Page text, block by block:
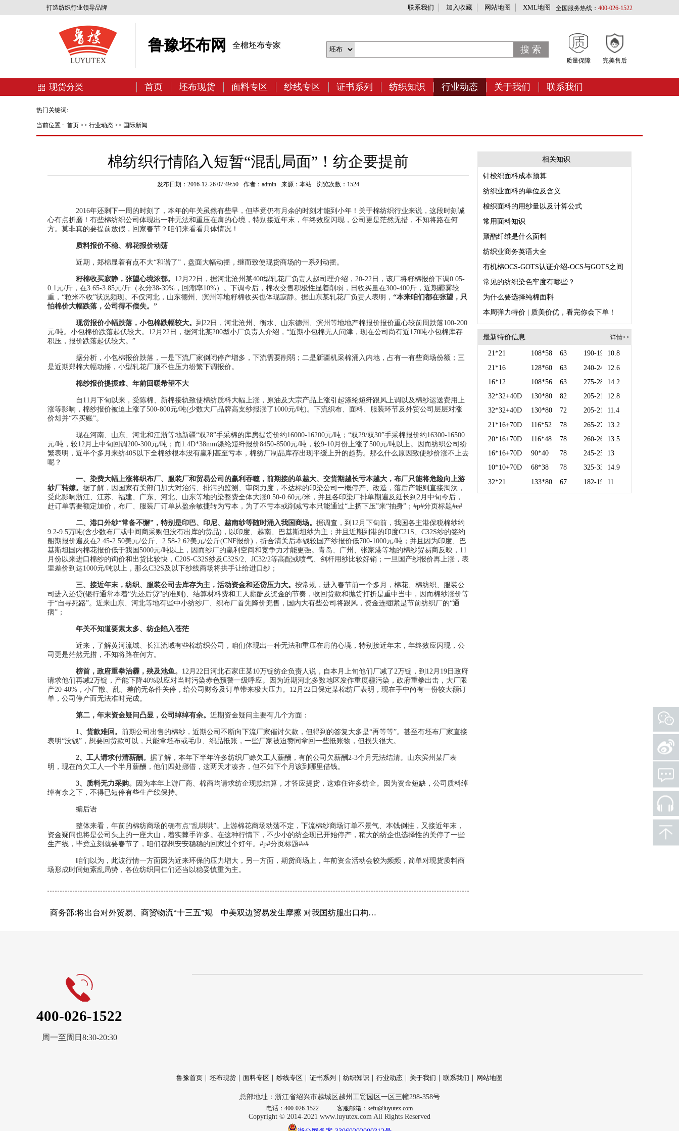
打造纺织行业领导品牌 联系我们 加入收藏 网站地图 XML地图 全国服务热线： 400-026-1522
鲁豫坯布网 全棉坯布专家
质量保障 完美售后
现货分类 首页 坯布现货 面料专区 纱线专区 证书系列 纺织知识 行业动态 关于我们 联系我们
热门关键词:
当前位置 : 首页 >> 行业动态 >> 国际新闻
棉纺织行情陷入短暂“混乱局面”！纺企要提前
发布日期：2016-12-26 07:49:50 作者：admin 来源：本站 浏览次数：1524
2016年还剩下一周的时刻了，本年的年关虽然有些早，但毕竟仍有月余的时刻才能到小年！关于棉纺织行业来说，这段时刻诚
心有点折磨！有些棉纺织公司体现出一种无法和重压在肩的心境，特别接近年末，年终效应闪现，公司更是茫然无措，不知将路在何
方。莫非真的要提前放假，回家春节？咱们来看看具体情况！
质料报价不稳、棉花报价动荡
近期，郑棉显着有点不大“和谐了”，盘面大幅动摇，继而致使现货商场的一系列动摇。
籽棉收买寂静，张望心境浓郁。 12月22日，据河北沧州某400型轧花厂负责人赵司理介绍，20-22日，该厂将籽棉报价下调0.05-
0.1元/斤，在3.65-3.85元/斤（衣分38-39%，回潮率10%）。下调今后，棉农交售积极性显着削弱，日收买量在300-400斤，近期霾雾较
重，“粒米不收”状况频现。不仅河北，山东德州、滨州等地籽棉收买也体现寂静。据山东某轧花厂负责人表明， “本来咱们都在张望，只
怕棉价大幅跌落，公司得不偿失。”
现货报价小幅跌落，小包棉跌幅较大。 到22日，河北沧州、衡水、山东德州、滨州等地地产棉报价报价重心较前周跌落100-200
元/吨。小包棉价跌落起伏较大。12月22日，据河北某200型小厂负责人介绍，“近期小包棉无人问津，现在公司尚有近170吨小包棉库存
积压，报价跌落起伏较大。”
据分析，小包棉报价跌落，一是下流厂家倒闭停产增多，下流需要削弱；二是新疆机采棉涌入内地，占有一有些商场份额；三
是近期郑棉大幅动摇，小型轧花厂顶不住压力纷繁下调报价。
棉纱报价提振难、年前回暖希望不大
自11月下旬以来，受陈棉、新棉接轨致使棉纺质料大幅上涨，原油及大宗产品上涨引起涤纶短纤跟风上调以及棉纱运送费用上
涨等影响，棉纱报价被迫上涨了500-800元/吨(少数大厂品牌高支纱报涨了1000元/吨)。下流织布、面料、服装环节及外贸公司层层对涨
价却并“不买账”。
现在河南、山东、河北和江浙等地新疆“双28”手采棉的库房提货价约16000-16200元/吨；“双29/双30”手采棉报价约16300-16500
元/吨，较12月上中旬回调200-300元/吨；而1.4D*38mm涤纶短纤报价8450-8500元/吨，较9-10月份上涨了500元/吨以上。因而纺织公司纷
繁表明，近半个多月来纺40S以下全棉纱根本没有赢利甚至亏本，棉纺厂制品库存出现平缓上升的趋势。那么什么原因致使纱价涨不上去
呢？
一、染费大幅上涨将织布厂、服装厂和贸易公司的赢利吞噬，前期接的单越大、交货期越长亏本越大，布厂只能将危险向上游
纱厂转嫁。 据了解，因国家有关部门加大对治污、排污的监测、审阅力度，不达标的印染公司一概停产、改造，落后产能则直接淘汰，
受此影响浙江、江苏、福建、广东、河北、山东等地的染整费全体大涨0.50-0.60元/米，并且各印染厂排单期遍及延长到2月中旬今后，
赶订单需要额定加价，布厂、服装厂订单从盈余敏捷转为亏本，为了不亏本或削减亏本只能通过“上挤下压”来“抽身”；#p#分页标题#e#
二、港口外纱“常备不懈”，特别是印巴、印尼、越南纱等随时涌入我国商场。 据调查，到12月下旬前，我国各主港保税棉纱约
9.2-9.5万吨(含少数布厂或中间商采购但没有出库的货品)，以印度、越南、巴基斯坦纱为主；并且近期到港的印度C21S、C32S纱的签约
船期报价遍及在2.45-2.50美元/公斤、2.58-2.62美元/公斤(CNF报价)，折合清关后本钱较国产纱报价低700-1000元/吨；并且因为印度、巴
基斯坦国内棉花报价低于我国5000元/吨以上，因而纱厂的赢利空间和竞争力才能更强。青岛、广州、张家港等地的棉纱贸易商反映，11
月份以来进口棉纱的询价和出货比较快，C20S-C32S纱及C32S/2、JC32/2等高配或喷气、剑杆用纱比较好销；一旦国产纱报价再上涨，表
里差价到达1000元/吨以上，那么C32S及以下纱线商场将拱手让给进口纱；
三、接近年末，纺织、服装公司去库存为主，活动资金和还贷压力大。 按常规，进入春节前一个多月，棉花、棉纺织、服装公
司进入还贷(银行通常本着“先还后贷”的准则)、结算材料费和工人薪酬及奖金的节奏，收回货款和抛货打折是重中当中，因而棉纱涨价等
于“自寻死路”。近来山东、河北等地有些中小纺纱厂、织布厂首先降价兜售，国内大有些公司将跟风，资金连绷紧是节前纺织厂的“通
病”；
年关不知道要素太多、纺企陷入苍茫
近来，了解黄河流域、长江流域有些棉纺织公司，咱们体现出一种无法和重压在肩的心境，特别接近年末，年终效应闪现，公
司更是茫然无措，不知将路在何方。
榜首，政府重拳治霾，殃及池鱼。 12月22日河北石家庄某10万锭纺企负责人说，自本月上旬他们厂减了2万锭，到12月19日政府
请求他们再减2万锭，产能下降40%以应对当时污染赤色预警一级呼应。因为近期河北多数地区发作重度霾污染，政府重拳出击，大厂限
产20-40%，小厂散、乱、差的无条件关停，给公司财务及订单带来极大压力。12月22日保定某棉纺厂表明，现在手中尚有一份较大额订
单，公司停产而无法准时完成。
第二，年末资金疑问凸显，公司绰绰有余。 近期资金疑问主要有几个方面：
1、货款难回。 前期公司出售的棉纱，近期公司不断向下流厂家催讨欠款，但得到的答复大多是“再等等”。甚至有坯布厂家直接
表明“没钱”，想要回货款可以，只能拿坯布或毛巾、织品抵账，一些厂家被迫赞同拿回一些抵账物，但损失很大。
2、工人请求付清薪酬。 据了解，本年下半年许多纺织厂赊欠工人薪酬，有的公司欠薪酬2-3个月无法结清。山东滨州某厂表
明，现在尚欠工人一个半月薪酬，他们四处挪借，这两天才凑齐，但不知下个月该到哪里借钱。
3、质料无力采购。
因为本年上游厂商、棉商均请求纺企现款结算，才答应提货，这难住许多纺企。因为资金短缺，公司质料绰
绰有余之下，不得已短停有些生产线保持。
编后语
整体来看，年前的棉纺商场的确有点“乱哄哄”。上游棉花商场动荡不定，下流棉纱商场订单不景气、本钱倒挂，又接近年末，
资金疑问也将是公司头上的一座大山，着实棘手许多。在这种行情下，不少小的纺企现已开始停产，稍大的纺企也选择性的关停了一些
生产线，毕竟立刻就要春节了，咱们都想安安稳稳的回家过个好年。#p#分页标题#e#
咱们以为，此波行情一方面因为近来环保的压力增大，另一方面，期货商场上，年前资金活动会较为频频，简单对现货质料商
场形成时间短紊乱局势，各位纺织同仁们还当以稳妥慎重为主。
商务部:将出台对外贸易、商贸物流“十三五”规 中美双边贸易发生摩擦 对我国纺服出口构成利空
相关知识
针梭织面料成本预算
纺织业面料的单位及含义
梭织面料的用纱量以及计算公式
常用面料知识
聚酯纤维是什么面料
纺织业商务英语大全
常见的纺织染色牢度有哪些？
为什么要选择纯棉面料
本周弹力特价 | 质美价优，看完你会下单！
最新特价信息 详情>>
21*21 108*58 63 190-195 10.8
21*16
128*60 63 240-245 12.6
16*12
108*56 63 275-280 14.2
32*32+40D
130*80 82 205-210 12.8
32*32+40D
130*80 72 205-210 11.4
21*16+70D
116*52 78 265-270 13.2
20*16+70D
116*48 78 260-265 13.5
16*16+70D
90*40 78 245-250 13
10*10+70D
68*38 78 325-330 14.9
32*21
133*80 67 182-190 11
400-026-1522
周一至周日8:30-20:30
鲁豫首页 坯布现货 面料专区 纱线专区 证书系列 纺织知识 行业动态 关于我们 联系我们 网站地图
总部地址：浙江省绍兴市越城区越州工贸园区一区三幢298-358号
电话：400-026-1522 客服邮箱：kefu@luyutex.com
Copyright © 2014-2021 www.luyutex.com All Rights Reserved